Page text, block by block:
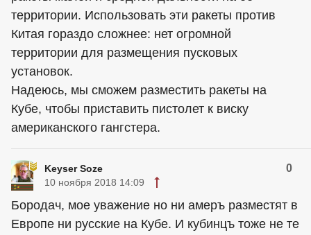
территории. Использовать эти ракеты против
Китая гораздо сложнее: нет огромной
территории для размещения пусковых
установок.
Надеюсь, мы сможем разместить ракеты на
Кубе, чтобы приставить пистолет к виску
американского гангстера.
Keyser Soze 0
10 ноября 2018 14:09
Бородач, мое уважение но ни амеръ разместят в
Европе ни русские на Кубе. И кубинцъ тоже не те